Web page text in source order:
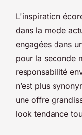
L'inspiration
dans la mode
engagées dans
pour la seconde
responsabilité
n’est plus
une offre
look tendance